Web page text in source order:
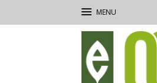
e
Olio